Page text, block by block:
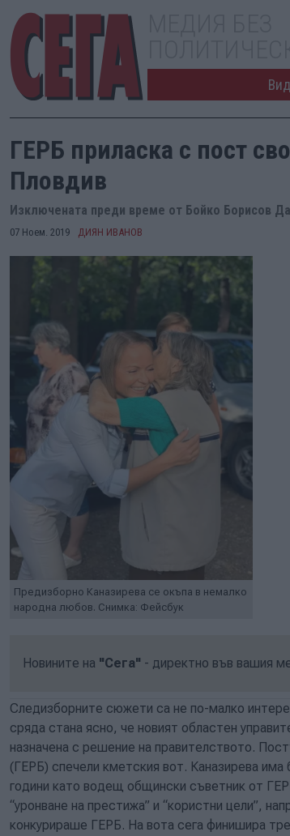
ГЕРБ приласка с пост
Пловдив
Изключената преди време от Бойко Борисов
07 Ноем. 2019 ДИЯН ИВАНОВ
Предизборно Каназирева се окъпа в немалко
народна любов. Снимка: Фейсбук
Новините на "Сега" - директно във вашия
Следизборните сюжети са не по-малко
сряда стана ясно, че новият областен
назначена с решение на правителството.
(ГЕРБ) спечели кметския вот. Каназирева
години като водещ общински съветник от
“уронване на престижа” и “користни цели”,
конкурираше ГЕРБ. На вота сега финишира